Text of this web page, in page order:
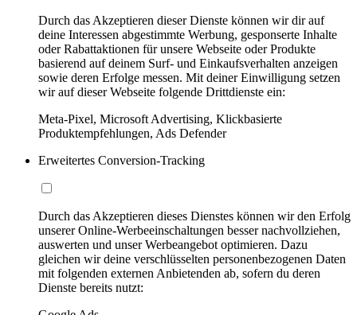
Durch das Akzeptieren dieser Dienste können wir dir auf
deine Interessen abgestimmte Werbung, gesponserte Inhalte
oder Rabattaktionen für unsere Webseite oder Produkte
basierend auf deinem Surf- und Einkaufsverhalten anzeigen
sowie deren Erfolge messen. Mit deiner Einwilligung setzen
wir auf dieser Webseite folgende Drittdienste ein:
Meta-Pixel, Microsoft Advertising, Klickbasierte
Produktempfehlungen, Ads Defender
Erweitertes Conversion-Tracking
Durch das Akzeptieren dieses Dienstes können wir den Erfolg
unserer Online-Werbeeinschaltungen besser nachvollziehen,
auswerten und unser Werbeangebot optimieren. Dazu
gleichen wir deine verschlüsselten personenbezogenen Daten
mit folgenden externen Anbietenden ab, sofern du deren
Dienste bereits nutzt: